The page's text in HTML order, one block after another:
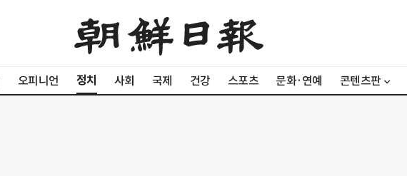
오피니언 정치 사회 국제 건강 스포츠 문화·연예 콘텐츠판